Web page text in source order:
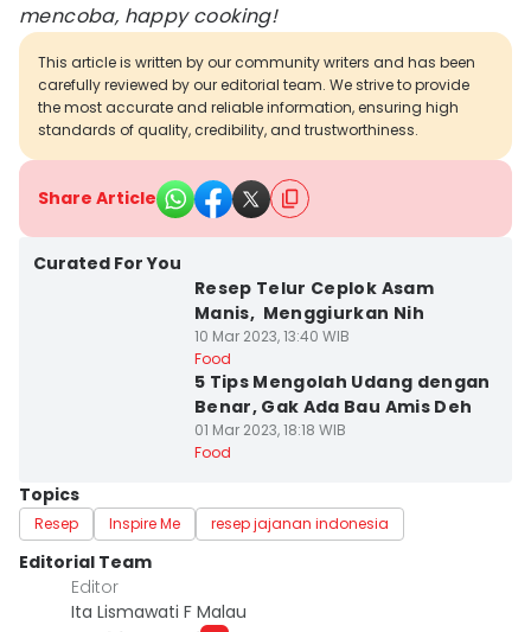
mencoba, happy cooking!
This article is written by our community writers and has been
carefully reviewed by our editorial team. We strive to provide
the most accurate and reliable information, ensuring high
standards of quality, credibility, and trustworthiness.
Share Article
Curated For You
Resep Telur Ceplok Asam
Manis, Menggiurkan Nih
10 Mar 2023, 13:40 WIB
Food
5 Tips Mengolah Udang dengan
Benar, Gak Ada Bau Amis Deh
01 Mar 2023, 18:18 WIB
Food
Topics
Resep Inspire Me resep jajanan indonesia
Editorial Team
Editor
Ita Lismawati F Malau